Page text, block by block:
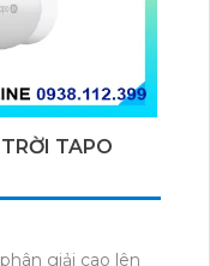
TAPO
giải cao lên